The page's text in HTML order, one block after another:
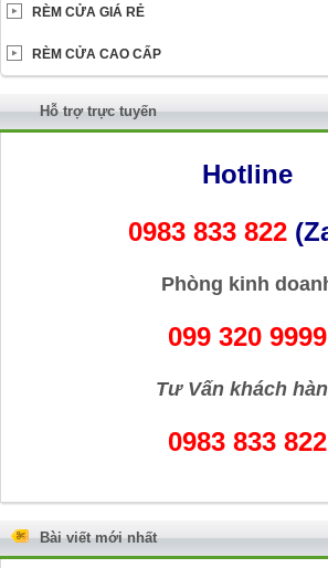
RÈM CỬA GIÁ RẺ
RÈM CỬA CAO CẤP
Hỗ trợ trực tuyến
Hotline
0983 833 822
Phòng kinh
099 320 9999
Tư Vấn khách
0983 833 822
Bài viết mới nhất